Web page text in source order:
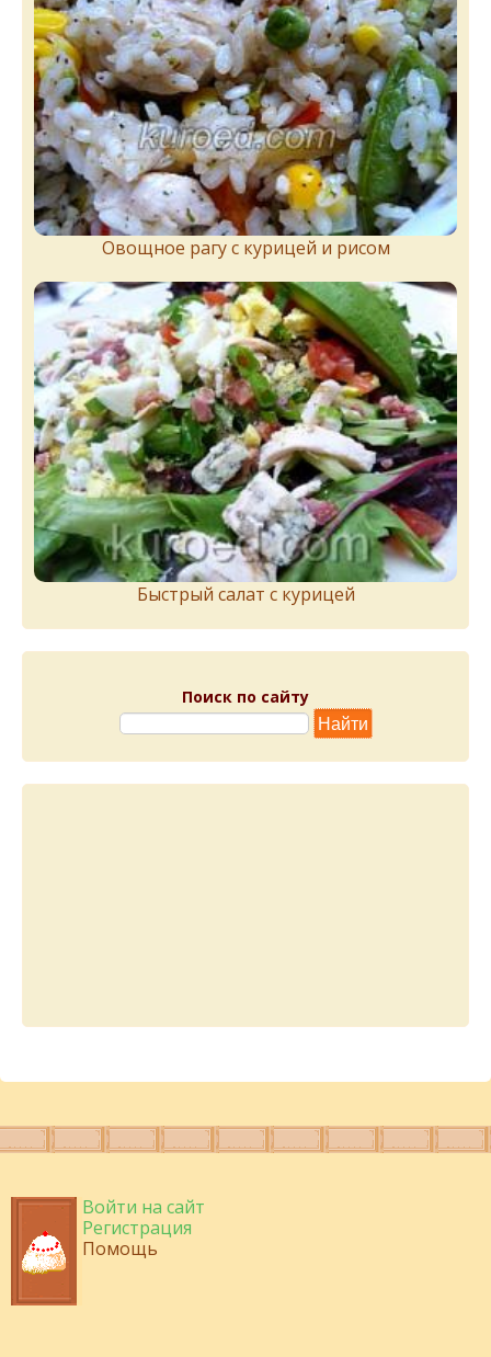
Овощное рагу с курицей и рисом
Быстрый салат с курицей
Поиск по сайту
Войти на сайт
Регистрация
Помощь